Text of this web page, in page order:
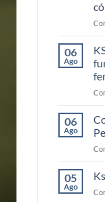
06
Ago
06
Ago
05
Ago